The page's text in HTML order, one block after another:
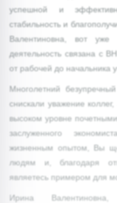
успешной и
стабильность и
Валентиновна, вот
деятельность связана с
от рабочей до начальника
Многолетний
снискали уважение
высоком уровне
заслуженного
жизненным опытом, Вы
людям и, благодаря
являетесь примером для
Ирина